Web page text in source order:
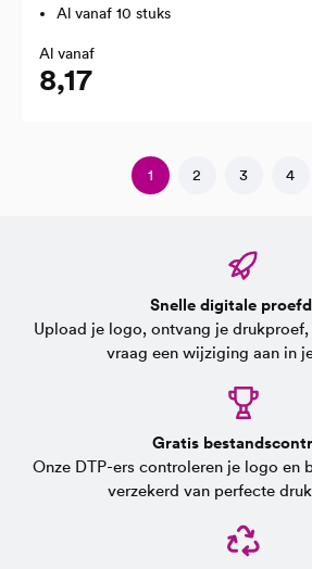
Al vanaf 10 stuks
Al vanaf
8,17
1 2 3 4
Snelle digitale
Upload je logo, ontvang je
vraag een wijziging aan in
Gratis
Onze DTP-ers controleren je logo en
verzekerd van perfecte